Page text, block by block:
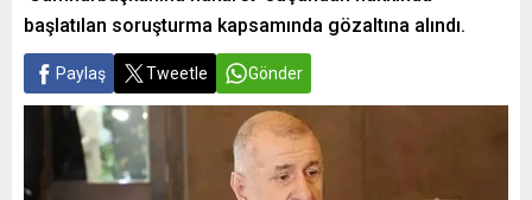
başlatılan soruşturma kapsamında gözaltına alındı.
Paylaş Tweetle Gönder